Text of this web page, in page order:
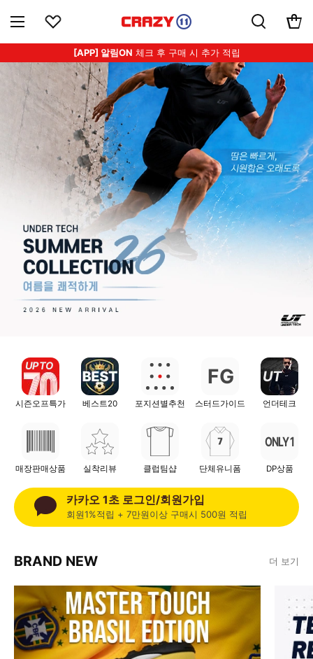
[APP] 알림ON 체크 후 구매 시 추가 적립
UP TO
시즌오프특가 베스트20 포지션별추천
FG
스터드가이드
UT
언더테크
매장판매상품 실착리뷰 클럽팀샵 단체유니폼
ONLY 1
DP상품
카카오 1초 로그인/회원가입
회원1%적립 + 7만원이상 구매시 500원 적립
BRAND NEW 더 보기